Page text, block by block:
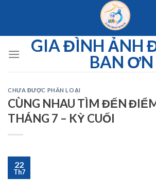
GIA ĐÌNH ẢNH
BAN ƠN
CHƯA ĐƯỢC PHÂN LOẠI
CÙNG NHAU TÌM ĐẾN
THÁNG 7 – KỲ CUỐI
22
Th7